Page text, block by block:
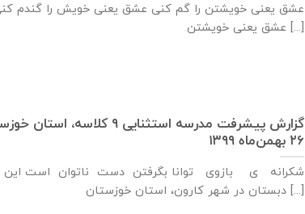
عشق يعنی خويشتن را گم كنی عشق يعنی خويش را گندم
عشق يعنی خويشتن [...]
گزارش پيشرفت مدرسه استثنايی ٩ كلاسه،
۲۶ بهمن‌ماه ۱۳۹۹
شکرانه ی بازوی توانا بگرفتن دست ناتوان است این
دبستان در شهر كارون، استان خوزستان [...]